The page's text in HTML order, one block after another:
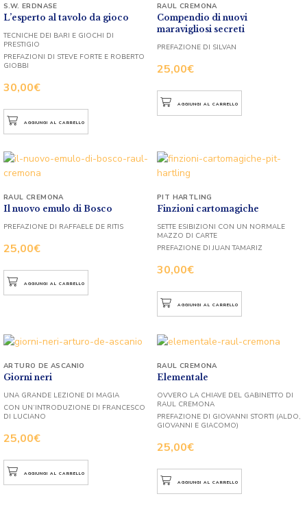
L’esperto al tavolo da gioco
30,00€
S.W. ERDNASE
TECNICHE DEI BARI E GIOCHI DI
PRESTIGIO
PREFAZIONI DI STEVE FORTE E ROBERTO
GIOBBI
AGGIUNGI AL CARRELLO
Compendio di nuovi
maravigliosi secreti
25,00€
RAUL CREMONA
PREFAZIONE DI SILVAN
AGGIUNGI AL CARRELLO
Il nuovo emulo di Bosco
25,00€
RAUL CREMONA
PREFAZIONE DI RAFFAELE DE RITIS
AGGIUNGI AL CARRELLO
Finzioni cartomagiche
30,00€
PIT HARTLING
SETTE ESIBIZIONI CON UN NORMALE
MAZZO DI CARTE
PREFAZIONE DI JUAN TAMARIZ
AGGIUNGI AL CARRELLO
Giorni neri
25,00€
ARTURO DE ASCANIO
UNA GRANDE LEZIONE DI MAGIA
CON UN’INTRODUZIONE DI FRANCESCO
DI LUCIANO
AGGIUNGI AL CARRELLO
Elementale
25,00€
RAUL CREMONA
OVVERO LA CHIAVE DEL GABINETTO DI
RAUL CREMONA
PREFAZIONE DI GIOVANNI STORTI (ALDO,
GIOVANNI E GIACOMO)
AGGIUNGI AL CARRELLO